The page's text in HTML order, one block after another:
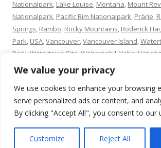
We value your privacy
We use cookies to enhance your browsing
serve personalized ads or content, and
By clicking "Accept All", you consent to our
Customize Reject All
Nationalpark, Lake Louise, Montana, Mount
Nationalpark, Pacific Rim Nationalpark, Prärie,
Springs, Rambo, Rocky Mountains, Roderick
Park, USA,Vancouver,Vancouver Island,
Park Watertown Site Wohnmobil Yoho-
Stolz präsentiert von WordPress